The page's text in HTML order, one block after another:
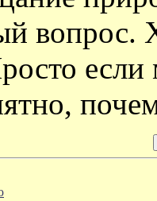
вопрос.